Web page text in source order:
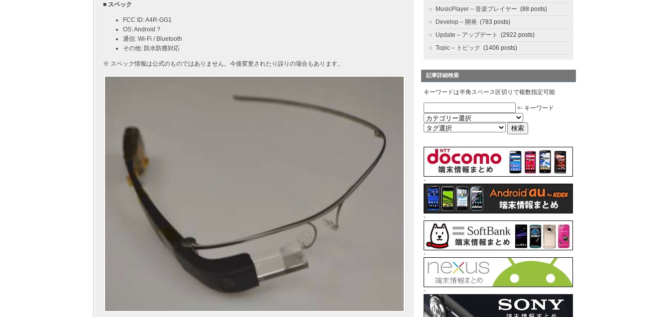
■ スペック
FCC ID: A4R-GG1
OS: Android ?
通信: Wi-Fi / Bluetooth
その他: 防水防塵対応
※ スペック情報は公式のものではありません。今後変更されたり誤りの場合もあります。
MusicPlayer – 音楽プレイヤー (88 posts)
Develop – 開発 (783 posts)
Update – アップデート
(2922 posts)
Topic – トピック (1406 posts)
記事詳細検索
キーワードは半角スペース区切りで複数指定可能
<- キーワード
-
-
-
-